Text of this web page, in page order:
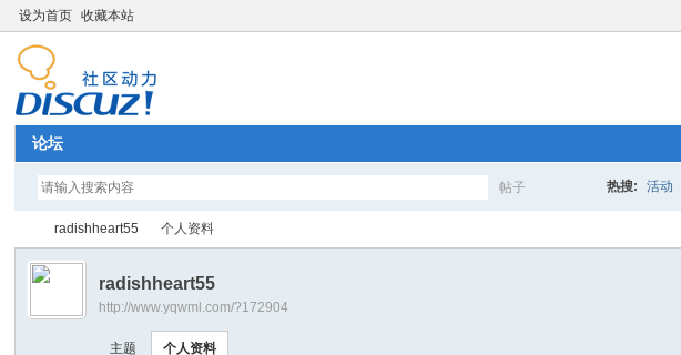
设为首页 收藏本站
论坛
帖子 热搜: 活动
›
radishheart55 个人资料
radishheart55
http://www.yqwml.com/?172904
主题 个人资料